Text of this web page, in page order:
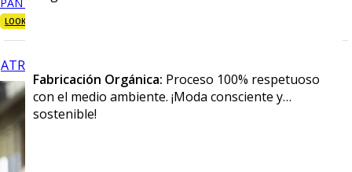
PANTALÓN DE VESTIR
LOOKS
ATRÁS
Fabricación Orgánica: Proceso 100% respetuoso
con el medio ambiente. ¡Moda consciente y
sostenible!